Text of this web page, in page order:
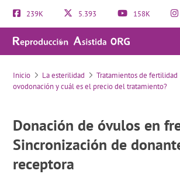
239K 5.393 158K
Donación de óvulos en fresco. Sincronización de donante y receptora
Inicio La esterilidad Tratamientos de fertilidad
ovodonación y cuál es el precio del tratamiento?
Donación de óvulos en
Sincronización de
receptora